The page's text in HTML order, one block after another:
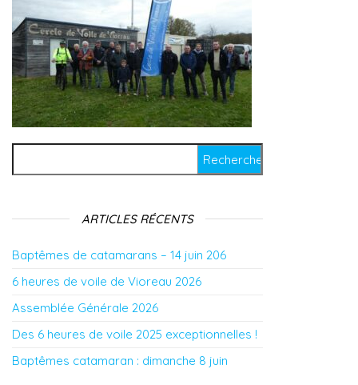
ARTICLES RÉCENTS
Baptêmes de catamarans – 14 juin 206
6 heures de voile de Vioreau 2026
Assemblée Générale 2026
Des 6 heures de voile 2025 exceptionnelles !
Baptêmes catamaran : dimanche 8 juin